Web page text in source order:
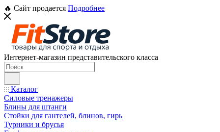
🔥 Сайт продается Подробнее
Интернет-магазин представительского класса
Каталог
Силовые тренажеры
Блины для штанги
Стойки для гантелей, блинов, гирь
Турники и брусья